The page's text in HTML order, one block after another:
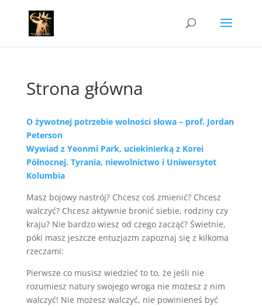
Strona główna
O żywotnej potrzebie wolności słowa – prof. Jordan
Peterson
Wywiad z Yeonmi Park, uciekinierką z Korei
Północnej. Tyrania, niewolnictwo i Uniwersytet
Kolumbia
Masz bojowy nastrój? Chcesz coś zmienić? Chcesz
walczyć? Chcesz aktywnie bronić siebie, rodziny czy
kraju? Nie bardzo wiesz od czego zacząć? Świetnie,
póki masz jeszcze entuzjazm zapoznaj się z kilkoma
rzeczami:
Pierwsze co musisz wiedzieć to to, że jeśli nie
rozumiesz natury swojego wroga nie możesz z nim
walczyć! Nie możesz walczyć, nie powinieneś być